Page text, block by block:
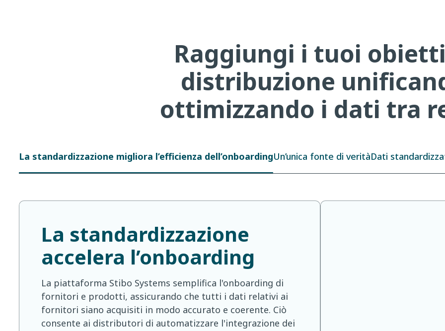
Raggiungi i tuoi
distribuzione
ottimizzando i dati tra
La standardizzazione migliora l’efficienza dell’onboardingUn’unica fonte di veritàDati
La standardizzazione
accelera l’onboarding
La piattaforma Stibo Systems semplifica l'onboarding di
fornitori e prodotti, assicurando che tutti i dati relativi ai
fornitori siano acquisiti in modo accurato e coerente. Ciò
consente ai distributori di automatizzare l'integrazione dei